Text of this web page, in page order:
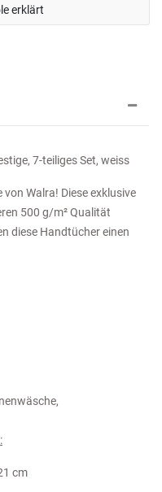
erklärt
7-teiliges Set, weiss
Walra! Diese exklusive
500 g/m² Qualität
diese Handtücher einen
cm